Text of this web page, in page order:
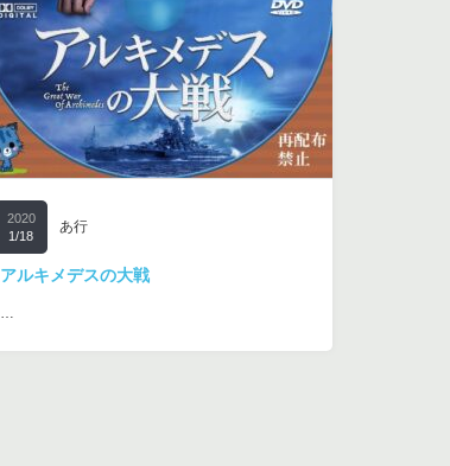
2020
1/18
あ行
アルキメデスの大戦
…